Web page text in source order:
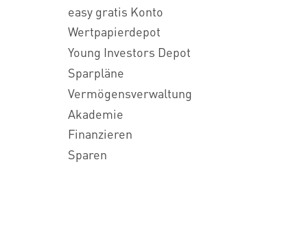
easy gratis Konto
Wertpapierdepot
Young Investors Depot
Sparpläne
Vermögensverwaltung
Akademie
Finanzieren
Sparen